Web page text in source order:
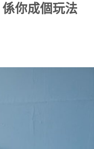
你成個玩法